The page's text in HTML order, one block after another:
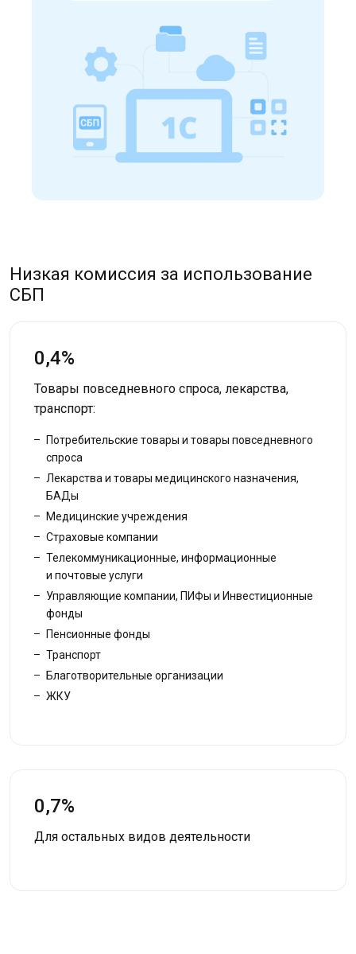
Низкая комиссия за использование
СБП
0,4%
Товары повседневного спроса, лекарства,
транспорт:
Потребительские товары и товары повседневного
спроса
Лекарства и товары медицинского назначения,
БАДы
Медицинские учреждения
Страховые компании
Телекоммуникационные, информационные
и почтовые услуги
Управляющие компании, ПИФы и Инвестиционные
фонды
Пенсионные фонды
Транспорт
Благотворительные организации
ЖКУ
0,7%
Для остальных видов деятельности